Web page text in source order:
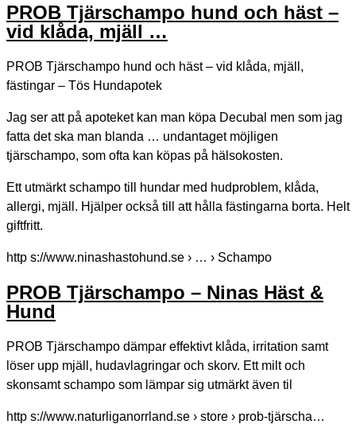
PROB Tjärschampo hund och häst –
vid klåda, mjäll …
PROB Tjärschampo hund och häst – vid klåda, mjäll,
fästingar – Tös Hundapotek
Jag ser att på apoteket kan man köpa Decubal men som jag
fatta det ska man blanda … undantaget möjligen
tjärschampo, som ofta kan köpas på hälsokosten.
Ett utmärkt schampo till hundar med hudproblem, klåda,
allergi, mjäll. Hjälper också till att hålla fästingarna borta. Helt
giftfritt.
http s://www.ninashastohund.se › … › Schampo
PROB Tjärschampo – Ninas Häst &
Hund
PROB Tjärschampo dämpar effektivt klåda, irritation samt
löser upp mjäll, hudavlagringar och skorv. Ett milt och
skonsamt schampo som lämpar sig utmärkt även til
http s://www.naturliganorrland.se › store › prob-tjärscha…